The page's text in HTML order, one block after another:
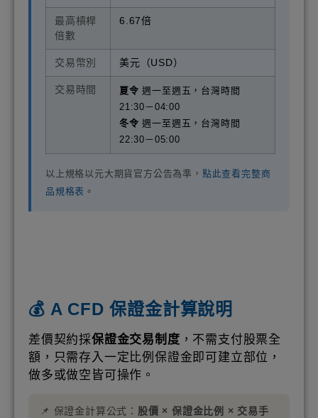
最高槓桿
倍數
6.67倍
交易幣別 美元（USD）
交易時間 夏令 週一至週五，台灣時間
21:30－04:00
冬令 週一至週五，台灣時間
22:30－05:00
以上規格以元大期貨官方公告為準， 點此查看完整商
品規格表 。
💰 A CFD 保證金計算說明
差價契約採保證金交易制度 ，不需支付股票全
額，只需存入一定比例保證金即可建立部位，
做多或做空皆可操作。
📌 保證金計算公式： 股價 × 保證金比例 × 交易手